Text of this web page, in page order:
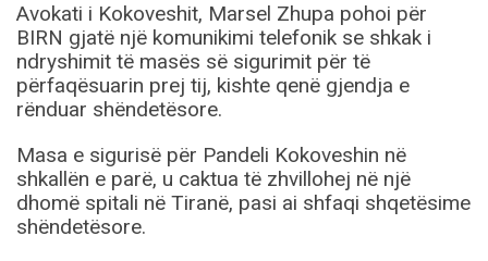
Avokati i Kokoveshit, Marsel Zhupa pohoi për
BIRN gjatë një komunikimi telefonik se shkak i
ndryshimit të masës së sigurimit për të
përfaqësuarin prej tij, kishte qenë gjendja e
rënduar shëndetësore.
Masa e sigurisë për Pandeli Kokoveshin në
shkallën e parë, u caktua të zhvillohej në një
dhomë spitali në Tiranë, pasi ai shfaqi shqetësime
shëndetësore.